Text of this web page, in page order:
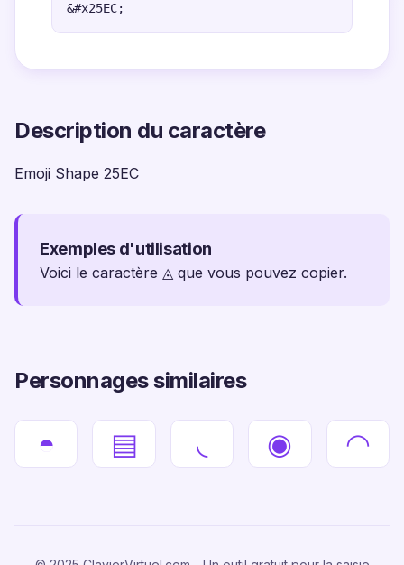
&#x25EC;
Description du caractère
Emoji Shape 25EC
Exemples d'utilisation
Voici le caractère ◬ que vous pouvez copier.
Personnages similaires
◓ ▤ ◟ ◉ ◠